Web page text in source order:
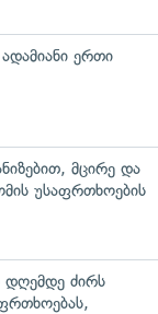
ერთი
მცირე და
უსაფრთხოების
დღემდე ძირს